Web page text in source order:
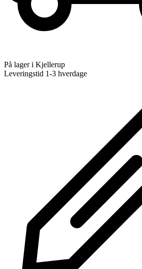
På lager i Kjellerup
Leveringstid 1-3 hverdage